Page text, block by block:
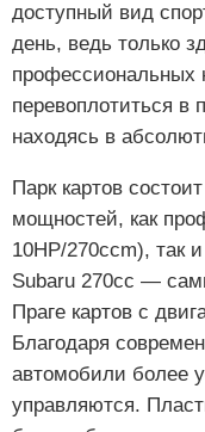
доступный вид
день, ведь только
профессиональных
перевоплотиться
находясь в
Парк картов
мощностей, как
10HP/270ccm), так
Subaru 270cc —
Праге картов с
Благодаря
автомобили более
управляются.